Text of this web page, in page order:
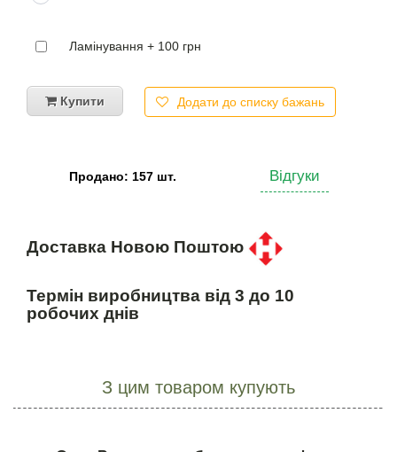
Ламінування + 100 грн
Купити Додати до списку бажань
Продано: 157 шт. Відгуки
Доставка Новою Поштою
Термін виробництва від 3 до 10
робочих днів
З цим товаром купують